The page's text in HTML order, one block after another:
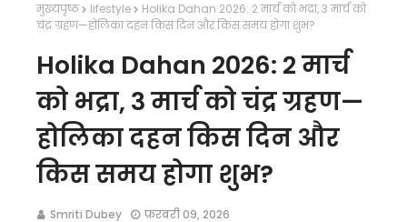
मुख्यपृष्ठ lifestyle
Holika Dahan 2026: 2 मार्च को भद्रा, 3 मार्च को
चंद्र ग्रहण—होलिका दहन किस दिन और किस समय होगा शुभ?
Holika Dahan 2026: 2 मार्च
को भद्रा, 3 मार्च को चंद्र ग्रहण—
होलिका दहन किस दिन और
किस समय होगा शुभ?
Smriti Dubey फ़रवरी 09, 2026